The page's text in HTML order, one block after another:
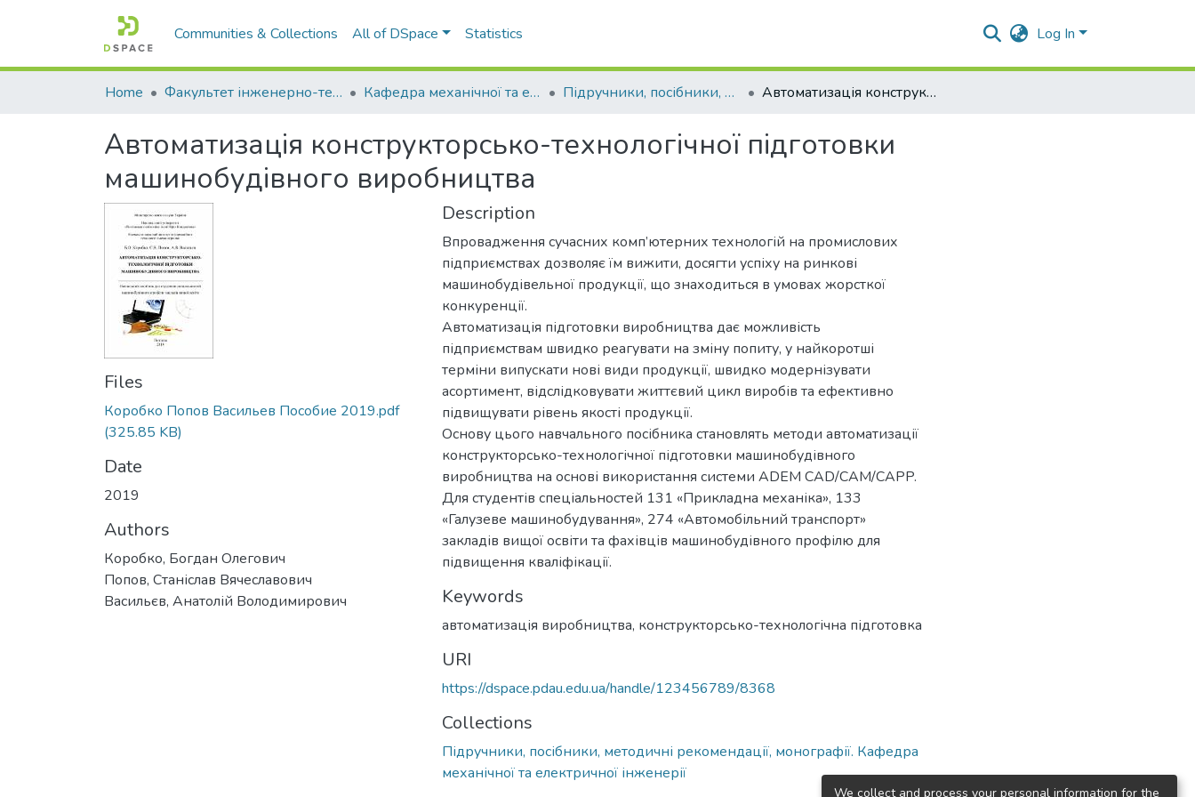
Communities & Collections All of DSpace Statistics Log In
Home Факультет інженерно-технологічний Кафедра механічної та електричної інженерії Підручники, посібники, методичні рекомендації, монографії. Кафедра механічної та електричної інженерії Автоматизація конструкторсько-технологічної підготовки машинобудівного виробництва
Автоматизація конструкторсько-технологічної підготовки
машинобудівного виробництва
Files
Коробко Попов Васильев Пособие 2019.pdf
(325.85 KB)
Date
2019
Authors
Коробко, Богдан Олегович
Попов, Станіслав Вячеславович
Васильєв, Анатолій Володимирович
Description
Впровадження сучасних комп’ютерних технологій на промислових
підприємствах дозволяє їм вижити, досягти успіху на ринкові
машинобудівельної продукції, що знаходиться в умовах жорсткої
конкуренції.
Автоматизація підготовки виробництва дає можливість
підприємствам швидко реагувати на зміну попиту, у найкоротші
терміни випускати нові види продукції, швидко модернізувати
асортимент, відслідковувати життєвий цикл виробів та ефективно
підвищувати рівень якості продукції.
Основу цього навчального посібника становлять методи автоматизації
конструкторсько-технологічної підготовки машинобудівного
виробництва на основі використання системи ADEM CAD/CAM/CAPP.
Для студентів спеціальностей 131 «Прикладна механіка», 133
«Галузеве машинобудування», 274 «Автомобільний транспорт»
закладів вищої освіти та фахівців машинобудівного профілю для
підвищення кваліфікації.
Keywords
автоматизація виробництва, конструкторсько-технологічна підготовка
URI
https://dspace.pdau.edu.ua/handle/123456789/8368
Collections
Підручники, посібники, методичні рекомендації, монографії. Кафедра
механічної та електричної інженерії
We collect and process your personal information for the